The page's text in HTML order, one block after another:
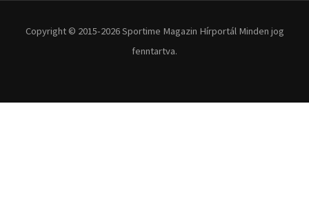
Copyright © 2015-2026 Sportime Magazin Hírportál Minden jog
fenntartva.